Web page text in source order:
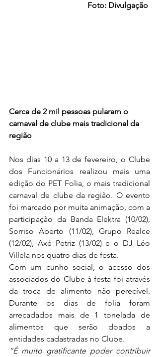
Foto: Divulgação
Cerca de 2 mil pessoas pularam o
carnaval de clube mais tradicional da
região
Nos dias 10 a 13 de fevereiro, o Clube
dos Funcionários realizou mais uma
edição do PET Folia, o mais tradicional
carnaval de clube da região. O evento
foi marcado por muita animação, com a
participação da Banda Elektra (10/02),
Sorriso Aberto (11/02), Grupo Realce
(12/02), Axé Petriz (13/02) e o DJ Léo
Villela nos quatro dias de festa.
Com um cunho social, o acesso dos
associados do Clube à festa foi através
da troca de alimento não perecível.
Durante os dias de folia foram
arrecadados mais de 1 tonelada de
alimentos que serão doados a
entidades cadastradas no Clube.
“É muito gratificante poder contribuir